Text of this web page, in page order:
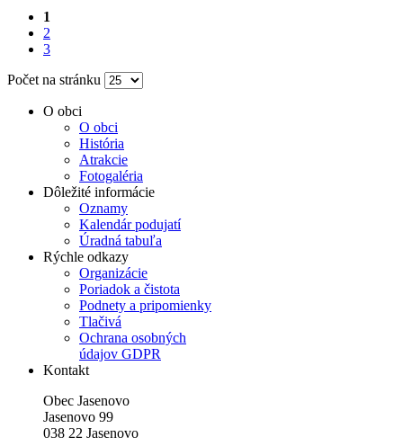
1
2
3
Počet na stránku
O obci
O obci
História
Atrakcie
Fotogaléria
Dôležité informácie
Oznamy
Kalendár podujatí
Úradná tabuľa
Rýchle odkazy
Organizácie
Poriadok a čistota
Podnety a pripomienky
Tlačivá
Ochrana osobných
údajov GDPR
Kontakt
Obec Jasenovo
Jasenovo 99
038 22 Jasenovo